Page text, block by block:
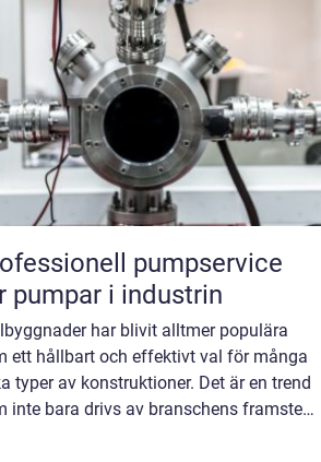
pumpservice
pumpar i industrin
har blivit alltmer populära
ett hållbart och effektivt val för många
typer av konstruktioner. Det är en trend
inte bara drivs av branschens framsteg